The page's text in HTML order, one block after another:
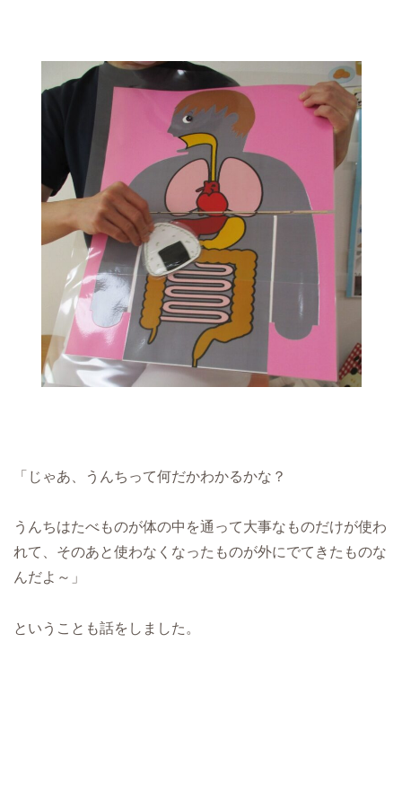
「じゃあ、うんちって何だかわかるかな？
うんちはたべものが体の中を通って大事なものだけが使わ
れて、そのあと使わなくなったものが外にでてきたものな
んだよ～」
ということも話をしました。